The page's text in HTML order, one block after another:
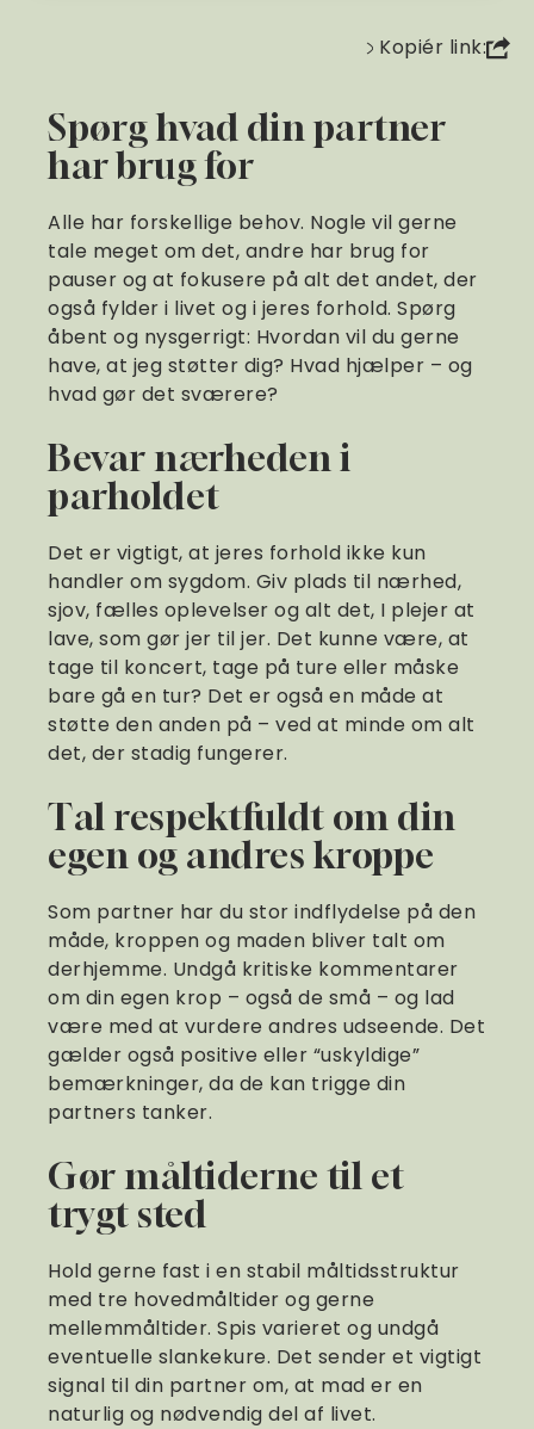
Kopiér link:
Spørg hvad din partner
har brug for
Alle har forskellige behov. Nogle vil gerne
tale meget om det, andre har brug for
pauser og at fokusere på alt det andet, der
også fylder i livet og i jeres forhold. Spørg
åbent og nysgerrigt: Hvordan vil du gerne
have, at jeg støtter dig? Hvad hjælper – og
hvad gør det sværere?
Bevar nærheden i
parholdet
Det er vigtigt, at jeres forhold ikke kun
handler om sygdom. Giv plads til nærhed,
sjov, fælles oplevelser og alt det, I plejer at
lave, som gør jer til jer. Det kunne være, at
tage til koncert, tage på ture eller måske
bare gå en tur? Det er også en måde at
støtte den anden på – ved at minde om alt
det, der stadig fungerer.
Tal respektfuldt om din
egen og andres kroppe
Som partner har du stor indflydelse på den
måde, kroppen og maden bliver talt om
derhjemme. Undgå kritiske kommentarer
om din egen krop – også de små – og lad
være med at vurdere andres udseende. Det
gælder også positive eller “uskyldige”
bemærkninger, da de kan trigge din
partners tanker.
Gør måltiderne til et
trygt sted
Hold gerne fast i en stabil måltidsstruktur
med tre hovedmåltider og gerne
mellemmåltider. Spis varieret og undgå
eventuelle slankekure. Det sender et vigtigt
signal til din partner om, at mad er en
naturlig og nødvendig del af livet.